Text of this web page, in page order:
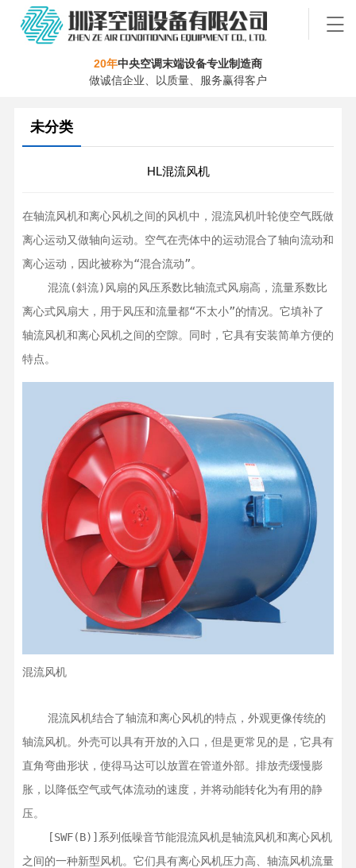
20年中央空调末端设备专业制造商
做诚信企业、以质量、服务赢得客户
未分类
HL混流风机
在轴流风机和离心风机之间的风机中，混流风机叶轮使空气既做
离心运动又做轴向运动。空气在壳体中的运动混合了轴向流动和
离心运动，因此被称为“混合流动”。
离心式风扇大，用于风压和流量都“不太小”的情况。它填补了
轴流风机和离心风机之间的空隙。同时，它具有安装简单方便的
特点。
混流风机
轴流风机。外壳可以具有开放的入口，但是更常见的是，它具有
直角弯曲形状，使得马达可以放置在管道外部。排放壳缓慢膨
胀，以降低空气或气体流动的速度，并将动能转化为有用的静
压。
之间的一种新型风机。它们具有离心风机压力高、轴流风机流量